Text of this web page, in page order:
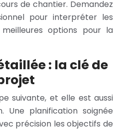
de chantier. Demandez
pour interpréter les
options pour la
: la clé de
suivante, et elle est aussi
Une planification soignée
précision les objectifs de